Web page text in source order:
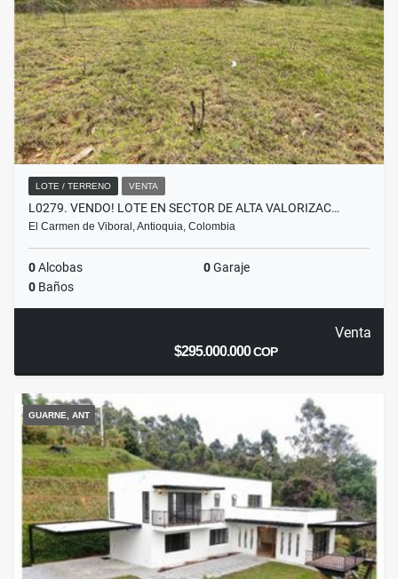
LOTE / TERRENO VENTA
L0279. VENDO! LOTE EN SECTOR DE ALTA VALORIZAC…
El Carmen de Viboral, Antioquia, Colombia
0Alcobas 0Garaje
0 Baños
Venta
$295.000.000COP
GUARNE, ANT